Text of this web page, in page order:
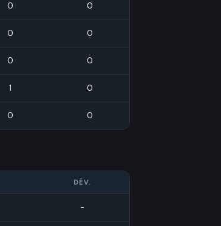
0 0
0 0
0 0
1 0
0 0
DÉV.
-